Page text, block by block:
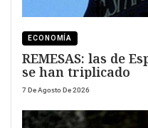
ECONOMÍA
REMESAS: las de
se han triplicado
7 De Agosto De 2026